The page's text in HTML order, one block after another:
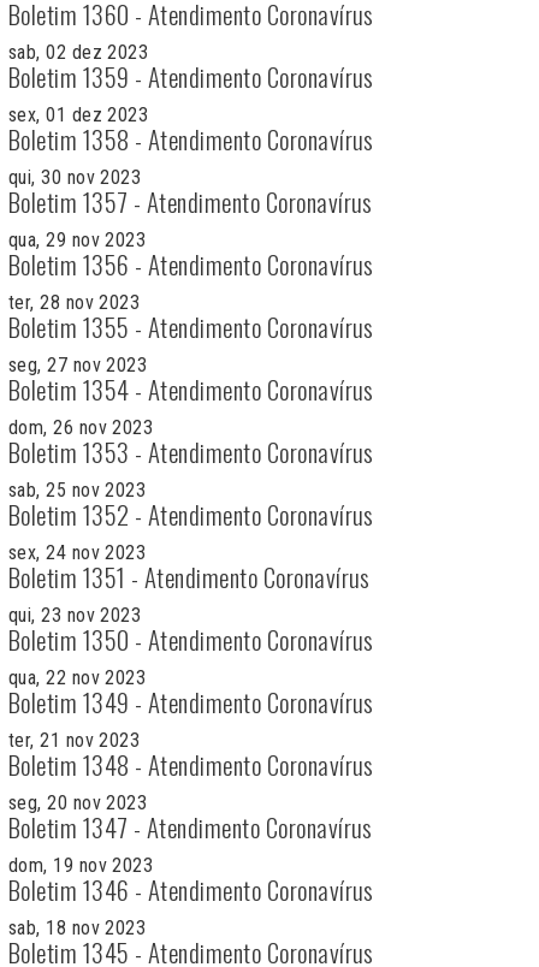
Boletim 1360 - Atendimento Coronavírus
sab, 02 dez 2023
Boletim 1359 - Atendimento Coronavírus
sex, 01 dez 2023
Boletim 1358 - Atendimento Coronavírus
qui, 30 nov 2023
Boletim 1357 - Atendimento Coronavírus
qua, 29 nov 2023
Boletim 1356 - Atendimento Coronavírus
ter, 28 nov 2023
Boletim 1355 - Atendimento Coronavírus
seg, 27 nov 2023
Boletim 1354 - Atendimento Coronavírus
dom, 26 nov 2023
Boletim 1353 - Atendimento Coronavírus
sab, 25 nov 2023
Boletim 1352 - Atendimento Coronavírus
sex, 24 nov 2023
Boletim 1351 - Atendimento Coronavírus
qui, 23 nov 2023
Boletim 1350 - Atendimento Coronavírus
qua, 22 nov 2023
Boletim 1349 - Atendimento Coronavírus
ter, 21 nov 2023
Boletim 1348 - Atendimento Coronavírus
seg, 20 nov 2023
Boletim 1347 - Atendimento Coronavírus
dom, 19 nov 2023
Boletim 1346 - Atendimento Coronavírus
sab, 18 nov 2023
Boletim 1345 - Atendimento Coronavírus